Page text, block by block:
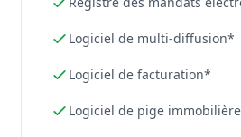
Logiciel de multi-diffusion*
Logiciel de facturation*
Logiciel de pige